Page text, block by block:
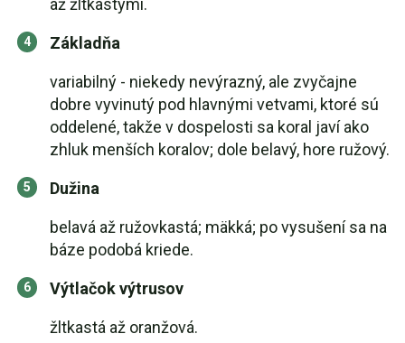
až žltkastými.
Základňa
variabilný - niekedy nevýrazný, ale zvyčajne
dobre vyvinutý pod hlavnými vetvami, ktoré sú
oddelené, takže v dospelosti sa koral javí ako
zhluk menších koralov; dole belavý, hore ružový.
Dužina
belavá až ružovkastá; mäkká; po vysušení sa na
báze podobá kriede.
Výtlačok výtrusov
žltkastá až oranžová.